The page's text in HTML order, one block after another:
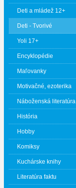
Deti a mládež 12+
Deti - Tvorivé
Yoli 17+
Encyklopédie
Maľovanky
Motivačné, ezoterika
Náboženská literatúra
História
Hobby
Komiksy
Kuchárske knihy
Literatúra faktu